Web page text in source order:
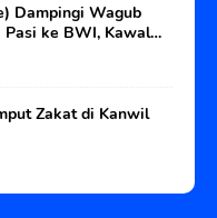
Dampingi Wagub
Pasi ke BWI, Kawal
Blangpadang
Zakat di Kanwil